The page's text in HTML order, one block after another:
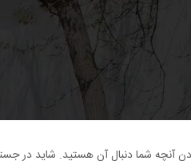
آنچه شما دنبال آن هستید. شاید در